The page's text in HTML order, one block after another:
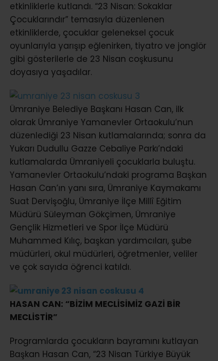
etkinliklerle kutlandı. “23 Nisan: Sokaklar
Çocuklarındır” temasıyla düzenlenen
etkinliklerde, çocuklar geleneksel çocuk
oyunlarıyla yarışıp eğlenirken, tiyatro ve jonglör
gibi gösterilerle de 23 Nisan coşkusunu
doyasıya yaşadılar.
Ümraniye Belediye Başkanı Hasan Can, ilk
olarak Ümraniye Yamanevler Ortaokulu’nun
düzenlediği 23 Nisan kutlamalarında; sonra da
Yukarı Dudullu Gazze Cebaliye Parkı’ndaki
kutlamalarda Ümraniyeli çocuklarla buluştu.
Yamanevler Ortaokulu’ndaki programa Başkan
Hasan Can’ın yanı sıra, Ümraniye Kaymakamı
Suat Dervişoğlu, Ümraniye İlçe Millî Eğitim
Müdürü Süleyman Gökçimen, Ümraniye
Gençlik Hizmetleri ve Spor İlçe Müdürü
Muhammed Kılıç, başkan yardımcıları, şube
müdürleri, okul müdürleri, öğretmenler, veliler
ve çok sayıda öğrenci katıldı.
HASAN CAN: “BİZİM MECLİSİMİZ GAZİ BİR
MECLİSTİR”
Programlarda çocukların bayramını kutlayan
Başkan Hasan Can, “23 Nisan Türkiye Büyük